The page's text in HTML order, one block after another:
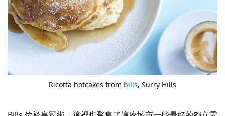
Ricotta hotcakes from bills, Surry Hills